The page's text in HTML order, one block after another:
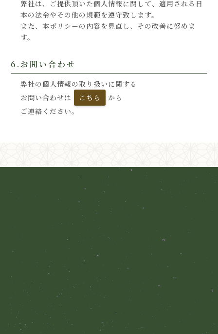
弊社は、ご提供頂いた個人情報に関して、適用される日
本の法令やその他の規範を遵守致します。
また、本ポリシーの内容を見直し、その改善に努めま
す。
6.お問い合わせ
弊社の個人情報の取り扱いに関する
お問い合わせは
こちら
から
ご連絡ください。